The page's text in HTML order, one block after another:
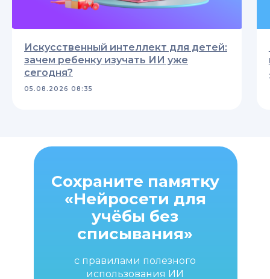
Искусственный интеллект для детей:
зачем ребенку изучать ИИ уже
сегодня?
05.08.2026 08:35
Сохраните памятку
«Нейросети для
учёбы без
списывания»
с правилами полезного
использования ИИ